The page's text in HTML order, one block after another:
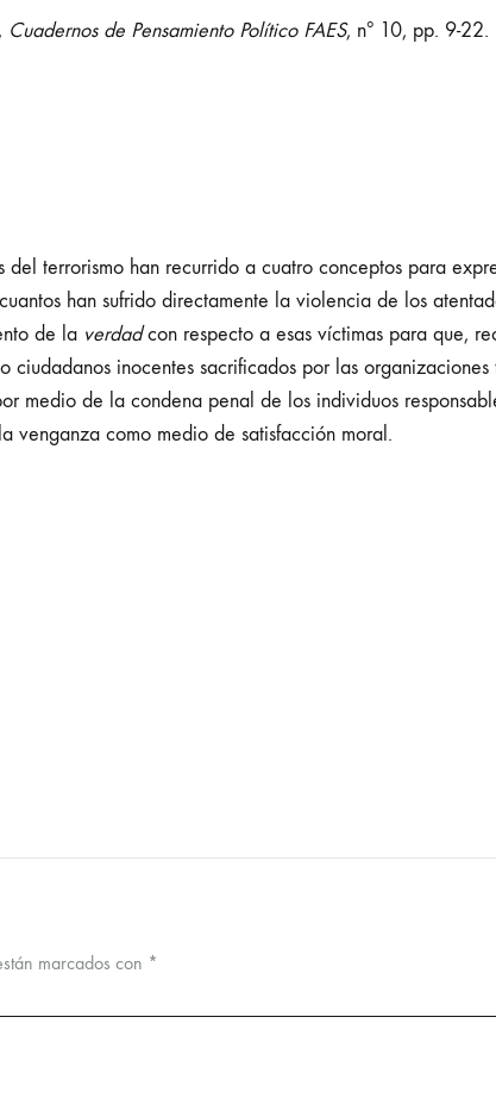
Cuadernos de Pensamiento Político FAES, nº 10, pp. 9-22.
terrorismo han recurrido a cuatro conceptos para
han sufrido directamente la violencia de los
de la verdadcon respecto a esas víctimas para que,
ciudadanos inocentes sacrificados por las
medio de la condena penal de los individuos
venganza como medio de satisfacción moral.
marcados con *